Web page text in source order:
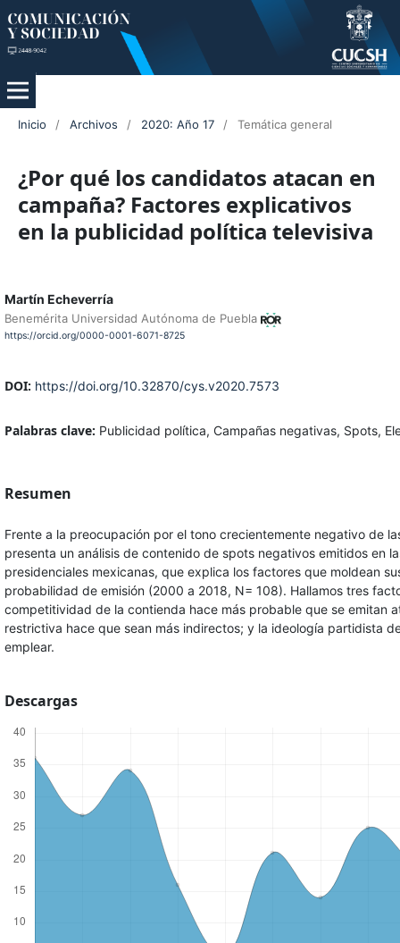
Inicio / Archivos / 2020: Año 17 / Temática general
¿Por qué los candidatos atacan en
campaña? Factores explicativos
en la publicidad política televisiva
Martín Echeverría
Benemérita Universidad Autónoma de Puebla
https://orcid.org/0000-0001-6071-8725
DOI: https://doi.org/10.32870/cys.v2020.7573
Palabras clave: Publicidad política, Campañas negativas, Spots,
Resumen
Frente a la preocupación por el tono crecientemente negativo de
presenta un análisis de contenido de spots negativos emitidos en
presidenciales mexicanas, que explica los factores que moldean
probabilidad de emisión (2000 a 2018, N= 108). Hallamos tres
competitividad de la contienda hace más probable que se emitan
restrictiva hace que sean más indirectos; y la ideología partidista
emplear.
Descargas